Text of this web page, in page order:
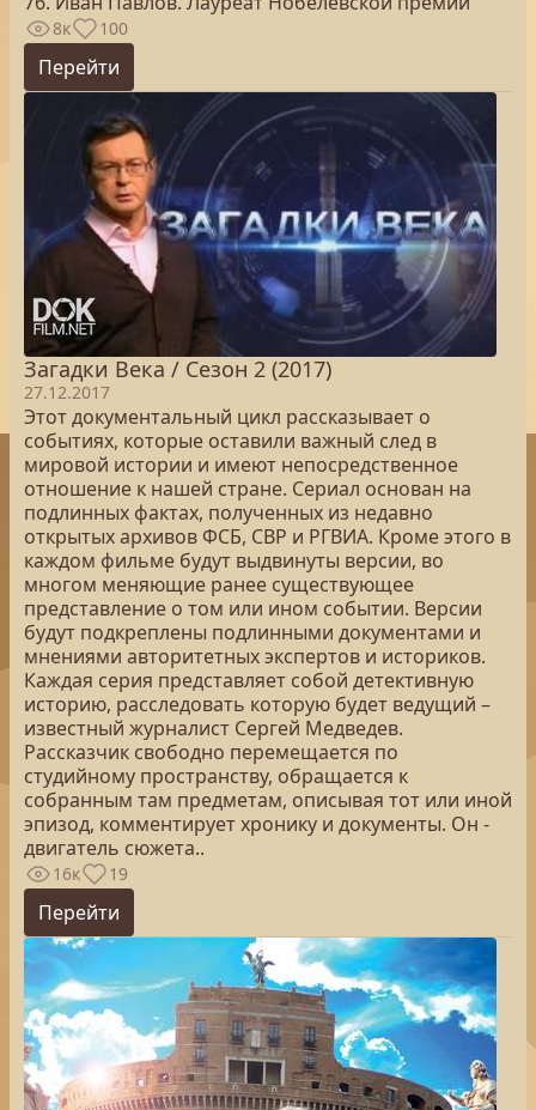
8к 100
Перейти
Загадки Века / Сезон 2 (2017)
27.12.2017
Этот документальный цикл рассказывает о
событиях, которые оставили важный след в
мировой истории и имеют непосредственное
отношение к нашей стране. Сериал основан на
подлинных фактах, полученных из недавно
открытых архивов ФСБ, СВР и РГВИА. Кроме этого в
каждом фильме будут выдвинуты версии, во
многом меняющие ранее существующее
представление о том или ином событии. Версии
будут подкреплены подлинными документами и
мнениями авторитетных экспертов и историков.
Каждая серия представляет собой детективную
историю, расследовать которую будет ведущий –
известный журналист Сергей Медведев.
Рассказчик свободно перемещается по
студийному пространству, обращается к
собранным там предметам, описывая тот или иной
эпизод, комментирует хронику и документы. Он -
двигатель сюжета..
16к 19
Перейти